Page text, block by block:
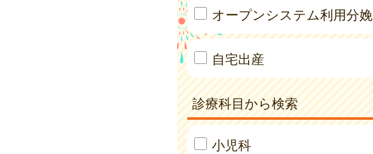
オープンシステム利用分娩
自宅出産
診療科目から検索
小児科